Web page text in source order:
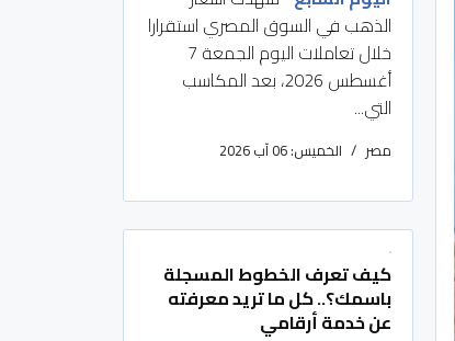
الذهب في السوق المصري استقرارا
خلال تعاملات اليوم الجمعة 7
أغسطس 2026، بعد المكاسب
التي...
مصر الخميس: 06 آب 2026
كيف تعرف الخطوط المسجلة
باسمك؟.. كل ما تريد معرفته
عن خدمة أرقامي